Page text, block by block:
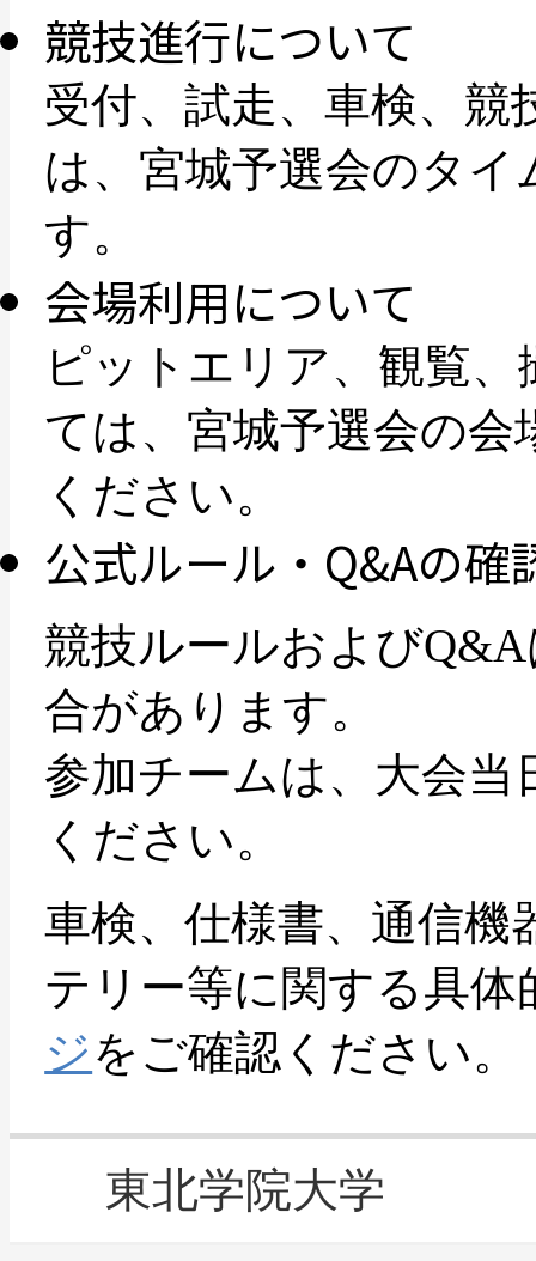
競技進行について
受付、試走、車検、競
は、宮城予選会のタ
す。
会場利用について
ピットエリア、観覧
ては、宮城予選会の
ください。
公式ルール・Q&Aの確
競技ルールおよび
合があります。
参加チームは、大会
ください。
車検、仕様書、通信機
テリー等に関する具体
ジをご確認ください。
東北学院大学